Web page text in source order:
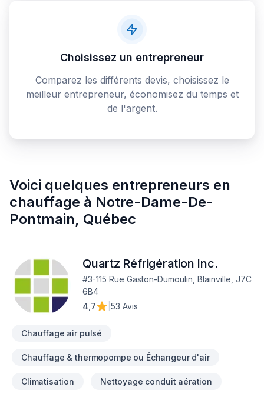
Choisissez un entrepreneur
Comparez les différents devis, choisissez le
meilleur entrepreneur, économisez du temps et
de l'argent.
Voici quelques entrepreneurs en
chauffage à Notre-Dame-De-
Pontmain, Québec
Quartz Réfrigération Inc.
#3-115 Rue Gaston-Dumoulin, Blainville, J7C
6B4
4,7
53 Avis
Chauffage air pulsé
Chauffage & thermopompe ou Échangeur d'air
Climatisation Nettoyage conduit aération